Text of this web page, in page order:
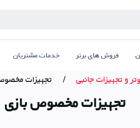
فروش های برتر خدمات مشتریان
و تجهیزات جانبی / تجهیزات
تجهیزات مخصوص بازی